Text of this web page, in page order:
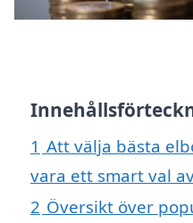
1 Att välja bästa
vara ett smart val
2 Översikt över